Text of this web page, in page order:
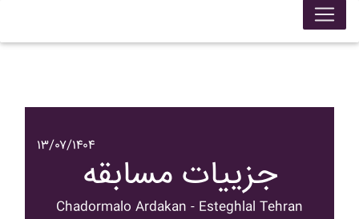
۱۳/۰۷/۱۴۰۴
جزییات مسابقه
Chadormalo Ardakan - Esteghlal Tehran